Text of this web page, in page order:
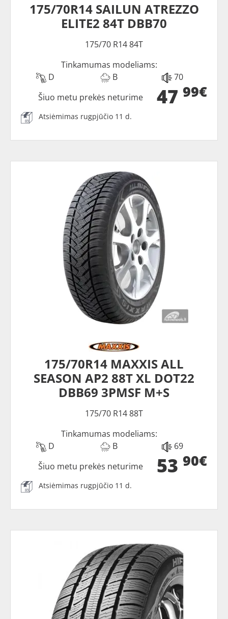
175/70R14 SAILUN ATREZZO
ELITE2 84T DBB70
175/70 R14 84T
Tinkamumas modeliams:
D
B 70
47 99€
Šiuo metu prekės neturime
Atsiėmimas rugpjūčio 11 d.
175/70R14 MAXXIS ALL
SEASON AP2 88T XL DOT22
DBB69 3PMSF M+S
175/70 R14 88T
Tinkamumas modeliams:
D
B 69
53 90€
Šiuo metu prekės neturime
Atsiėmimas rugpjūčio 11 d.